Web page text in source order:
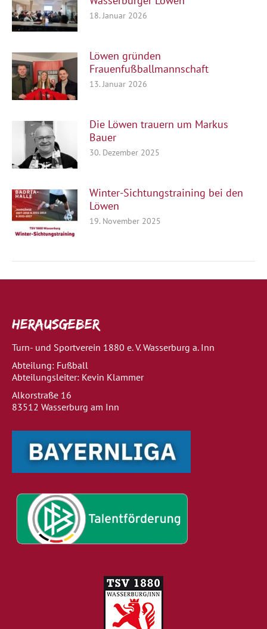
18. Januar 2026
Löwen gründen
Frauenfußballmannschaft
13. Januar 2026
Die Löwen trauern um Markus
Bauer
30. Dezember 2025
Winter-Sichtungstraining bei den
Löwen
19. November 2025
Herausgeber
Turn- und Sportverein 1880 e. V. Wasserburg a. Inn
Abteilung: Fußball
Abteilungsleiter: Kevin Klammer
Alkorstraße 16
83512 Wasserburg am Inn